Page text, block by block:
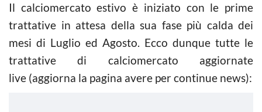
Il calciomercato estivo è iniziato con le prime
trattative in attesa della sua fase più calda dei
mesi di Luglio ed Agosto. Ecco dunque tutte le
trattative di calciomercato aggiornate
live (aggiorna la pagina avere per continue news):